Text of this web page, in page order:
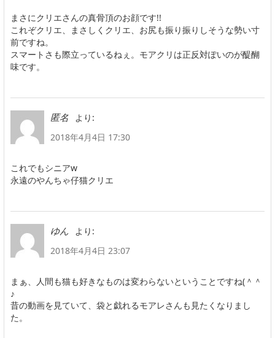
まさにクリエさんの真骨頂のお顔です!!
これぞクリエ、まさしくクリエ、お尻も振り振りしそうな勢い寸
前ですね。
スマートさも際立っているねぇ。モアクリは正反対ぽいのが醍醐
味です。
匿名
より:
2018年4月4日 17:30
これでもシニアw
永遠のやんちゃ仔猫クリエ
ゆん
より:
2018年4月4日 23:07
まぁ、人間も猫も好きなものは変わらないということですね(＾＾
♪
昔の動画を見ていて、袋と戯れるモアレさんも見たくなりまし
た。